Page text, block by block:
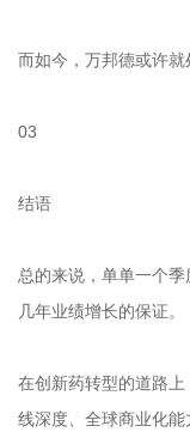
而如今，万邦德或许就
03
结语
总的来说，单单一个
几年业绩增长的保证。
在创新药转型的道路
线深度、全球商业化能